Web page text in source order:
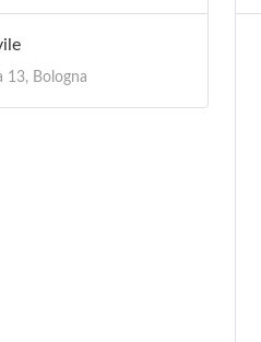
Marconi
Sasso Marconi
13, Bologna